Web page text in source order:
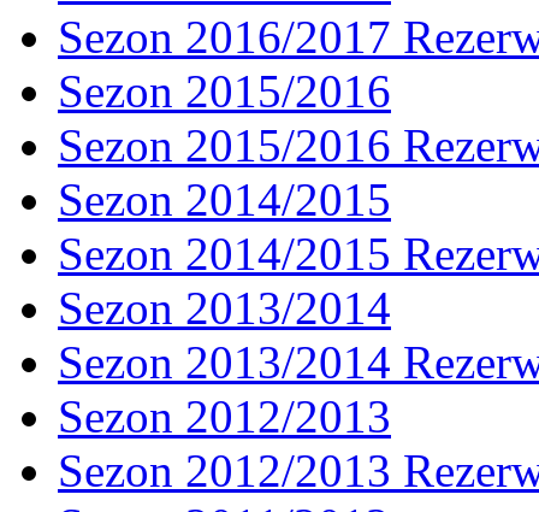
Sezon 2016/2017
Sezon 2015/2016
Sezon 2015/2016
Sezon 2014/2015
Sezon 2014/2015
Sezon 2013/2014
Sezon 2013/2014
Sezon 2012/2013
Sezon 2012/2013